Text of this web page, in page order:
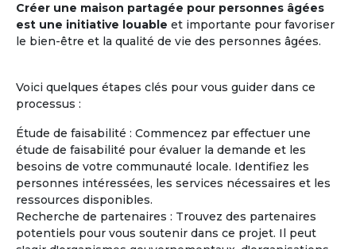
Créer une maison partagée pour personnes âgées
est une initiative louable et importante pour favoriser
le bien-être et la qualité de vie des personnes âgées.
Voici quelques étapes clés pour vous guider dans ce
processus :
Étude de faisabilité : Commencez par effectuer une
étude de faisabilité pour évaluer la demande et les
besoins de votre communauté locale. Identifiez les
personnes intéressées, les services nécessaires et les
ressources disponibles.
Recherche de partenaires : Trouvez des partenaires
potentiels pour vous soutenir dans ce projet. Il peut